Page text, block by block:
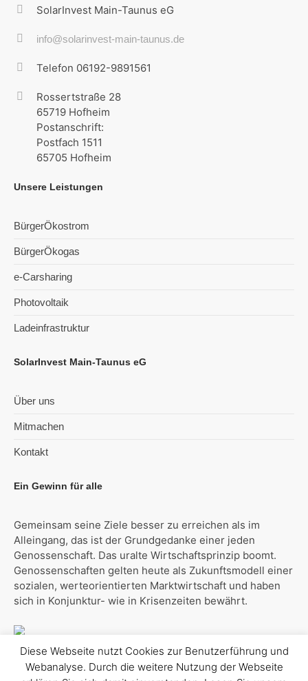
SolarInvest Main-Taunus eG
info@solarinvest-main-taunus.de
Telefon 06192-9891561
Rossertstraße 28
65719 Hofheim
Postanschrift:
Postfach 1511
65705 Hofheim
Unsere Leistungen
BürgerÖkostrom
BürgerÖkogas
e-Carsharing
Photovoltaik
Ladeinfrastruktur
SolarInvest Main-Taunus eG
Über uns
Mitmachen
Kontakt
Ein Gewinn für alle
Gemeinsam seine Ziele besser zu erreichen als im
Alleingang, das ist der Grundgedanke einer jeden
Genossenschaft. Das uralte Wirtschaftsprinzip boomt.
Genossenschaften gelten heute als Zukunftsmodell einer
sozialen, werteorientierten Marktwirtschaft und haben
sich in Konjunktur- wie in Krisenzeiten bewährt.
Diese Webseite nutzt Cookies zur Benutzerführung und
Webanalyse. Durch die weitere Nutzung der Webseite